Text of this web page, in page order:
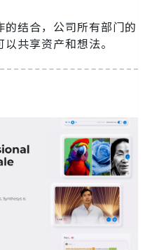
结合，公司所有部门的
共享资产和想法。